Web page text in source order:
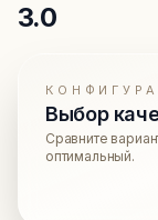
3.0
Выбор
Сравните
оптимальный.